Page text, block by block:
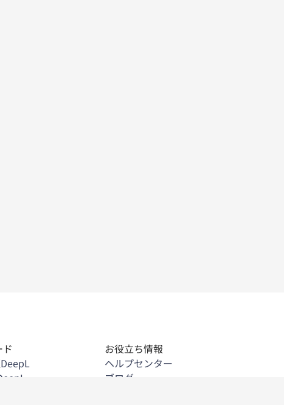
お役立ち情報
ヘルプセンター
ブログ